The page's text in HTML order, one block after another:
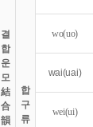
결
합
운
모
結
合
韻
합
구
류
wo(uo)
wai(uai)
wei(ui)